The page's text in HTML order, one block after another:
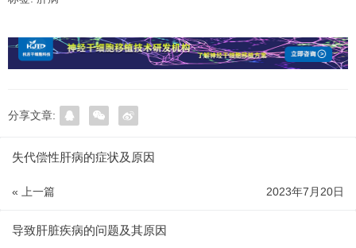
分享文章:
失代偿性肝病的症状及原因
« 上一篇 2023年7月20日
导致肝脏疾病的问题及其原因